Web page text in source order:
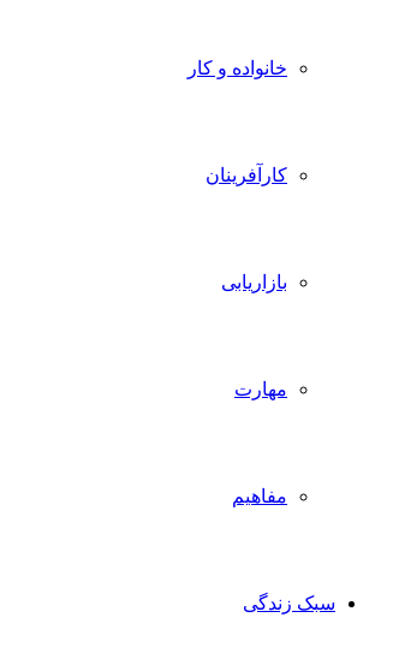
خانواده و کار
کارآفرینان
بازاریابی
مهارت
مفاهیم
سبک زندگی